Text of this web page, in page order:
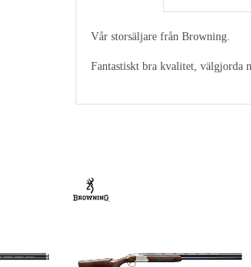
Vår storsäljare från Browning.
Fantastiskt bra kvalitet, välgjorda